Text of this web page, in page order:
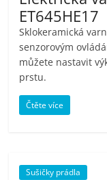
televize,
notebooky,
mobilní
telefony,
kávovary,
bazény
ET645HE17
Sklokeramická
senzorovým
můžete nastavit
prstu.
Čtěte více
Sušičky prádla